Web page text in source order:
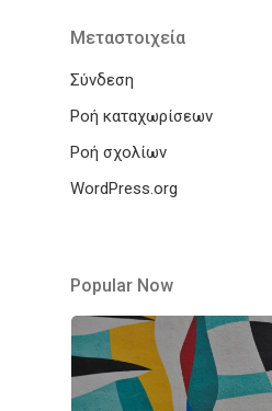
Μεταστοιχεία
Σύνδεση
Ροή καταχωρίσεων
Ροή σχολίων
WordPress.org
Popular Now